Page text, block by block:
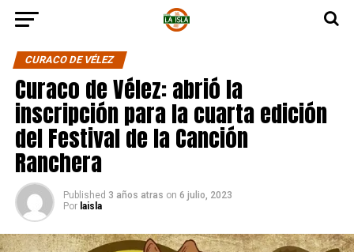
CURACO DE VÉLEZ
Curaco de Vélez: abrió la
inscripción para la cuarta edición
del Festival de la Canción
Ranchera
Published 3 años atras on 6 julio, 2023
Por laisla